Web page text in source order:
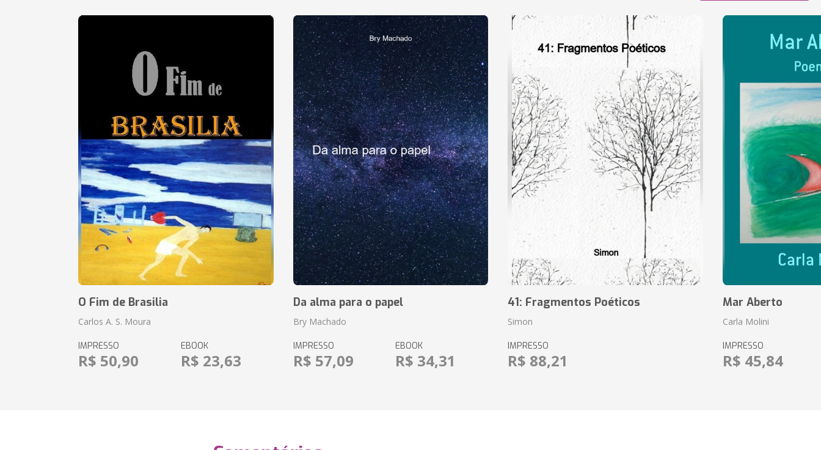
O Fim de Brasilia
Carlos A. S. Moura
IMPRESSO
R$ 50,90
EBOOK
R$ 23,63
Da alma para o papel
Bry Machado
IMPRESSO
R$ 57,09
EBOOK
R$ 34,31
41: Fragmentos Poéticos
Simon
IMPRESSO
R$ 88,21
Mar Aberto
Carla Molini
IMPRESSO
R$ 45,84